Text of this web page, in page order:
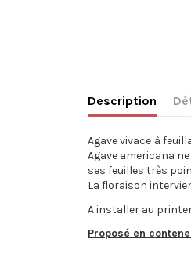
Description
Agave vivace à
Agave americana
ses feuilles très
La floraison
A installer au
Proposé en